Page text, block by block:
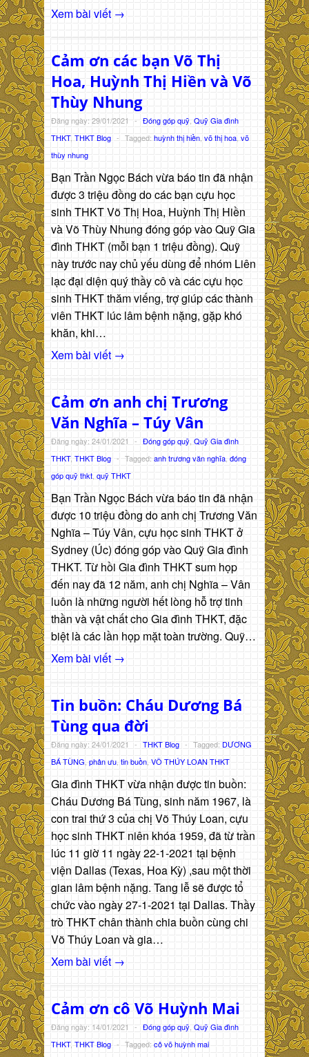
Xem bài viết →
Cảm ơn các bạn Võ Thị
Hoa, Huỳnh Thị Hiền và Võ
Thùy Nhung
Đăng ngày: 29/01/2021 - Đóng góp quỹ Quỹ Gia đình
THKT, THKT Blog - Tagged: huỳnh thị hiền võ thị hoa võ
thùy nhung
Bạn Trần Ngọc Bách vừa báo tin đã nhận
được 3 triệu đồng do các bạn cựu học
sinh THKT Võ Thị Hoa, Huỳnh Thị Hiền
và Võ Thùy Nhung đóng góp vào Quỹ Gia
đình THKT (mỗi bạn 1 triệu đồng). Quỹ
này trước nay chủ yếu dùng để nhóm Liên
lạc đại diện quý thầy cô và các cựu học
sinh THKT thăm viếng, trợ giúp các thành
viên THKT lúc lâm bệnh nặng, gặp khó
khăn, khi…
Xem bài viết →
Cảm ơn anh chị Trương
Văn Nghĩa – Túy Vân
Đăng ngày: 24/01/2021 - Đóng góp quỹ Quỹ Gia đình
THKT, THKT Blog - Tagged: anh trương văn nghĩa đóng
góp quỹ thkt quỹ THKT
Bạn Trần Ngọc Bách vừa báo tin đã nhận
được 10 triệu đồng do anh chị Trương Văn
Nghĩa – Túy Vân, cựu học sinh THKT ở
Sydney (Úc) đóng góp vào Quỹ Gia đình
THKT. Từ hồi Gia đình THKT sum họp
đến nay đã 12 năm, anh chị Nghĩa – Vân
luôn là những người hết lòng hỗ trợ tinh
thần và vật chất cho Gia đình THKT, đặc
biệt là các lần họp mặt toàn trường. Quỹ…
Xem bài viết →
Tin buồn: Cháu Dương Bá
Tùng qua đời
Đăng ngày: 24/01/2021 - THKT Blog - Tagged: DƯƠNG
BÁ TÙNG phân ưu tin buồn VÕ THÚY LOAN THKT
Gia đình THKT vừa nhận được tin buồn:
Cháu Dương Bá Tùng, sinh năm 1967, là
con trai thứ 3 của chị Võ Thúy Loan, cựu
học sinh THKT niên khóa 1959, đã từ trần
lúc 11 giờ 11 ngày 22-1-2021 tại bệnh
viện Dallas (Texas, Hoa Kỳ) ,sau một thời
gian lâm bệnh nặng. Tang lễ sẽ được tổ
chức vào ngày 27-1-2021 tại Dallas. Thầy
trò THKT chân thành chia buồn cùng chi
Võ Thúy Loan và gia…
Xem bài viết →
Cảm ơn cô Võ Huỳnh Mai
Đăng ngày: 14/01/2021 - Đóng góp quỹ Quỹ Gia đình
THKT, THKT Blog - Tagged: cô võ huỳnh mai